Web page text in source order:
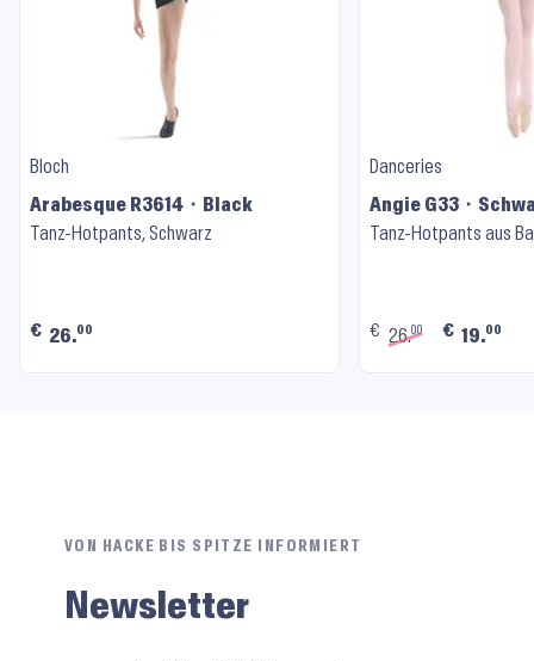
Bloch
Arabesque R3614 ⬝ Black
Tanz-Hotpants, Schwarz
€ 26.00
Danceries
Angie G33 ⬝
Tanz-Hotpants aus
€ 26.00 € 19.00
VON HACKE BIS SPITZE INFORMIERT
Newsletter